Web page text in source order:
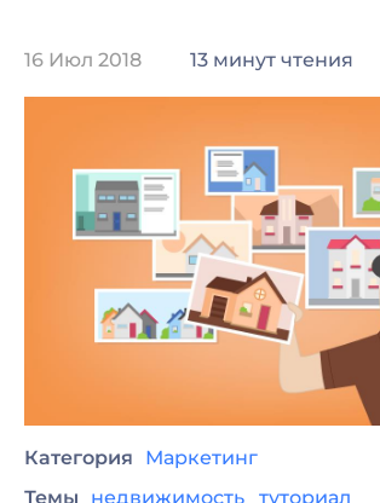
16 Июл 2018 13 минут чтения
Категория
Маркетинг
Темы
недвижимость туториал